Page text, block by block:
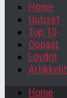
Home
Uutiset
Top 10
Oppaat
Löydöt
Artikkelit
Home